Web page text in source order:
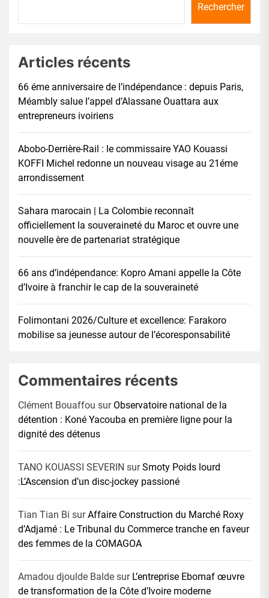
Rechercher
Articles récents
66 éme anniversaire de l’indépendance : depuis Paris,
Méambly salue l’appel d’Alassane Ouattara aux
entrepreneurs ivoiriens
Abobo-Derrière-Rail : le commissaire YAO Kouassi
KOFFI Michel redonne un nouveau visage au 21éme
arrondissement
Sahara marocain | La Colombie reconnaît
officiellement la souveraineté du Maroc et ouvre une
nouvelle ère de partenariat stratégique
66 ans d’indépendance: Kopro Amani appelle la Côte
d’Ivoire à franchir le cap de la souveraineté
Folimontani 2026/Culture et excellence: Farakoro
mobilise sa jeunesse autour de l’écoresponsabilité
Commentaires récents
Clément Bouaffou sur Observatoire national de la
détention : Koné Yacouba en première ligne pour la
dignité des détenus
TANO KOUASSI SEVERIN surSmoty Poids lourd
:L’Ascension d’un disc-jockey passioné
Tian Tian Bi surAffaire Construction du Marché Roxy
d’Adjamé : Le Tribunal du Commerce tranche en faveur
des femmes de la COMAGOA
Amadou djoulde Balde sur L’entreprise Ebomaf œuvre
de transformation de la Côte d’Ivoire moderne